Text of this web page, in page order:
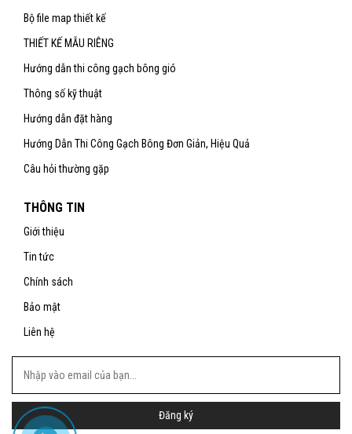
Bộ file map thiết kế
THIẾT KẾ MẪU RIÊNG
Hướng dẫn thi công gạch bông gió
Thông số kỹ thuật
Hướng dẫn đặt hàng
Hướng Dẫn Thi Công Gạch Bông Đơn Giản, Hiệu Quả
Câu hỏi thường gặp
THÔNG TIN
Giới thiệu
Tin tức
Chính sách
Bảo mật
Liên hệ
Đăng ký